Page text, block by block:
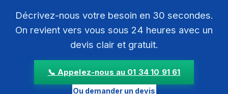
Décrivez-nous votre besoin en 30 secondes.
On revient vers vous sous 24 heures avec un
devis clair et gratuit.
📞 Appelez-nous au 01 34 10 91 61
Ou demander un devis